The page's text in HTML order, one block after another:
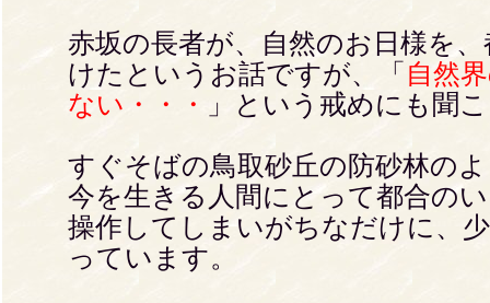
赤坂の長者が、自然のお日様を
けたというお話ですが、「 自然
ない・・・
」という戒めにも聞
すぐそばの鳥取砂丘の防砂林の
今を生きる人間にとって都合の
操作してしまいがちなだけに、
っています。